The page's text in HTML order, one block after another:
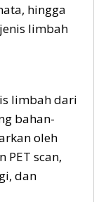
hingga
limbah
limbah dari
bahan-
oleh
PET scan,
dan